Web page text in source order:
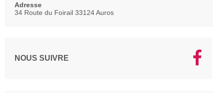
Adresse
34 Route du Foirail 33124 Auros
NOUS SUIVRE